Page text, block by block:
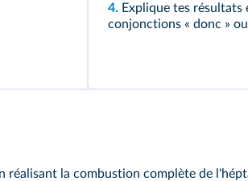
4. Explique tes
conjonctions « donc » ou
la combustion complète de